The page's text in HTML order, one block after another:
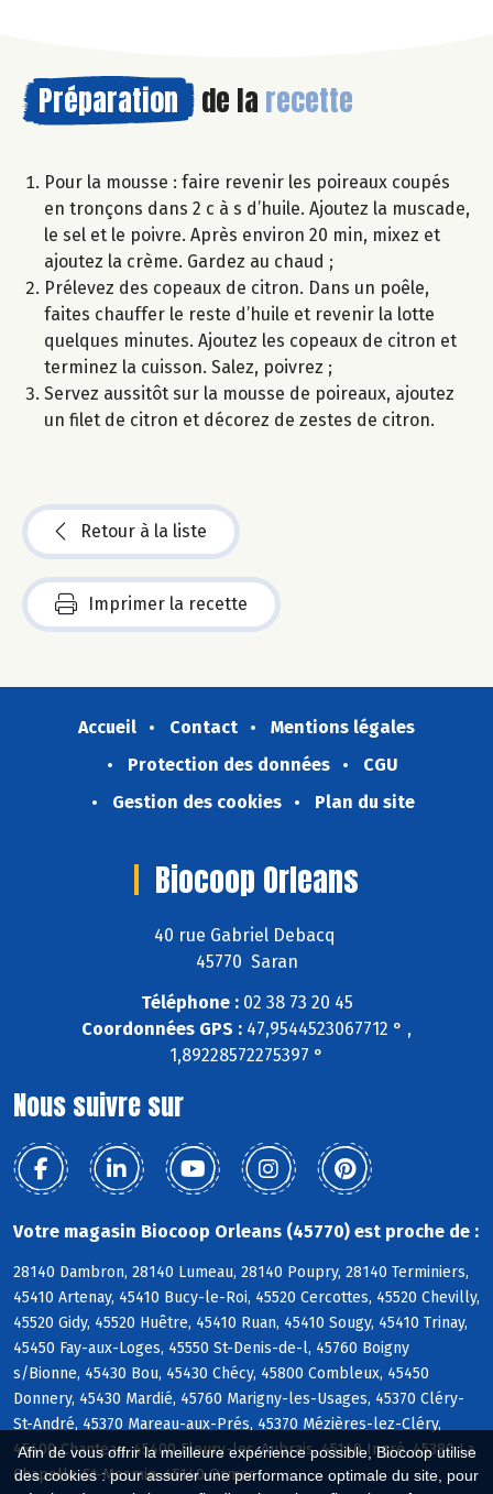
Afin de vous offrir la meilleure expérience possible, Biocoop utilise
des cookies : pour assurer une performance optimale du site, pour
Préparation de la recette
Pour la mousse : faire revenir les poireaux coupés
en tronçons dans 2 c à s d’huile. Ajoutez la muscade,
le sel et le poivre. Après environ 20 min, mixez et
ajoutez la crème. Gardez au chaud ;
Prélevez des copeaux de citron. Dans un poêle,
faites chauffer le reste d’huile et revenir la lotte
quelques minutes. Ajoutez les copeaux de citron et
terminez la cuisson. Salez, poivrez ;
Servez aussitôt sur la mousse de poireaux, ajoutez
un filet de citron et décorez de zestes de citron.
Retour à la liste
Imprimer la recette
Accueil Contact
Mentions légales
Protection des données
CGU
Gestion des cookies
Plan du site
Biocoop Orleans
40 rue Gabriel Debacq
45770 Saran
Téléphone :02 38 73 20 45
Coordonnées GPS : 47,9544523067712 ° ,
1,89228572275397 °
Nous suivre sur
Votre magasin Biocoop Orleans (45770) est proche de :
28140 Dambron, 28140 Lumeau, 28140 Poupry, 28140 Terminiers,
45410 Artenay, 45410 Bucy-le-Roi, 45520 Cercottes, 45520 Chevilly,
45520 Gidy, 45520 Huêtre, 45410 Ruan, 45410 Sougy, 45410 Trinay,
45450 Fay-aux-Loges, 45550 St-Denis-de-l, 45760 Boigny
s/Bionne, 45430 Bou, 45430 Chécy, 45800 Combleux, 45450
Donnery, 45430 Mardié, 45760 Marigny-les-Usages, 45370 Cléry-
St-André, 45370 Mareau-aux-Prés, 45370 Mézières-lez-Cléry,
45400 Chanteau, 45400 Fleury-les-Aubrais, 45140 Ingré, 45380 La
Chapelle-St-Mesmin, 45140 Ormes